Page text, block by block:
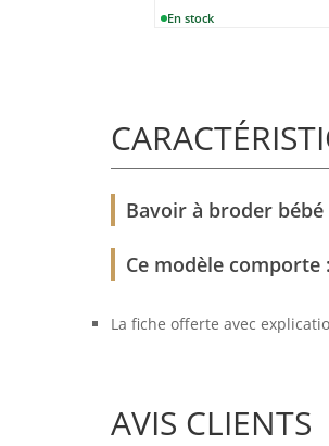
Bavoir à broder
Ce modèle comporte :
La fiche offerte avec
AVIS CLIENTS